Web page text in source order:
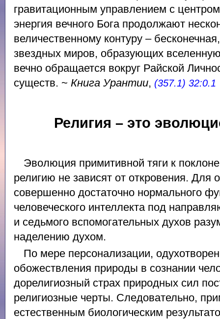
гравитационным управлением с
энергия вечного Бога продолжают
величественному контуру –
звездных миров, образующих
вечно обращается вокруг Райской
существ. ~ Книга Урантии, (357.1) 32:0.1
Религия – это
Эволюция примитивной тяги к
религию не зависят от откровения. Для
совершенно достаточно нормального
человеческого интеллекта под
и седьмого вспомогательных духов
наделению духом.
По мере персонализации,
обожествления природы в сознании
дорелигиозный страх природных сил
религиозные черты. Следовательно,
естественным биологическим